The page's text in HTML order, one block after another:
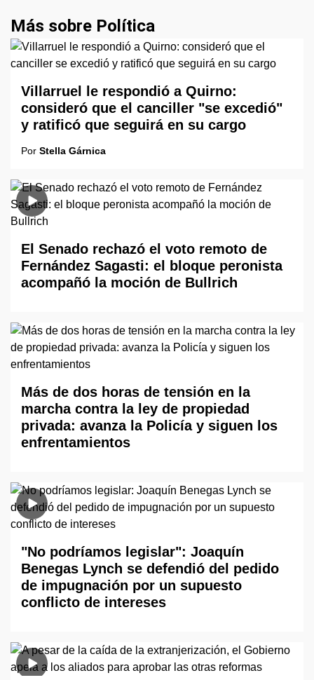
Más sobre Política
Villarruel le respondió a Quirno:
consideró que el canciller "se excedió"
y ratificó que seguirá en su cargo
Por Stella Gárnica
El Senado rechazó el voto remoto de
Fernández Sagasti: el bloque peronista
acompañó la moción de Bullrich
Más de dos horas de tensión en la
marcha contra la ley de propiedad
privada: avanza la Policía y siguen los
enfrentamientos
"No podríamos legislar": Joaquín
Benegas Lynch se defendió del pedido
de impugnación por un supuesto
conflicto de intereses